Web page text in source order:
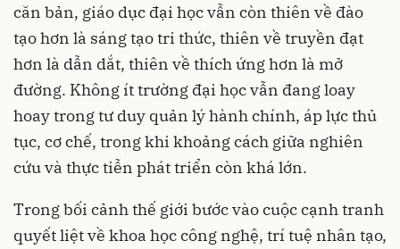
căn bản, giáo dục đại học vẫn còn thiên về đào
tạo hơn là sáng tạo tri thức, thiên về truyền đạt
hơn là dẫn dắt, thiên về thích ứng hơn là mở
đường. Không ít trường đại học vẫn đang loay
hoay trong tư duy quản lý hành chính, áp lực thủ
tục, cơ chế, trong khi khoảng cách giữa nghiên
cứu và thực tiễn phát triển còn khá lớn.
Trong bối cảnh thế giới bước vào cuộc cạnh tranh
quyết liệt về khoa học công nghệ, trí tuệ nhân tạo,